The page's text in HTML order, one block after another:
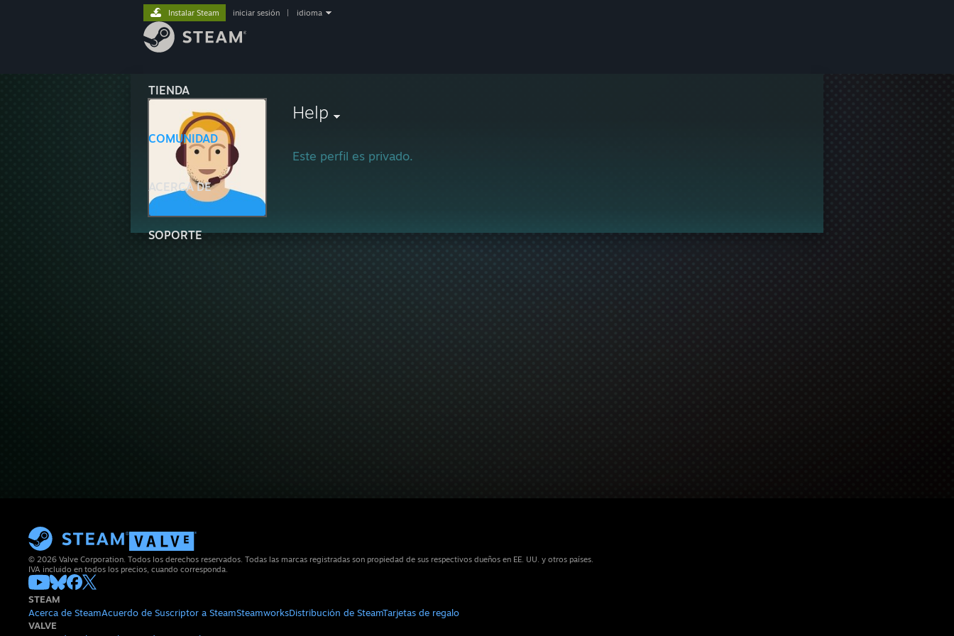
TIENDA
COMUNIDAD
ACERCA DE
SOPORTE
Instalar Steam iniciar sesión idioma
Help
Este perfil es privado.
© 2026 Valve Corporation. Todos los derechos reservados. Todas las marcas registradas son propiedad de sus respectivos dueños en EE. UU. y otros países.
IVA incluido en todos los precios, cuando corresponda.
STEAM
Acerca de SteamAcuerdo de Suscriptor a SteamSteamworksDistribución de SteamTarjetas de regalo
VALVE